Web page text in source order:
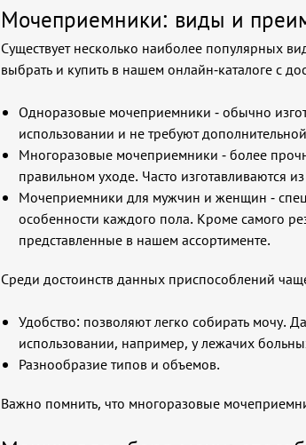
Мочеприемники: виды и
Существует несколько наиболее популярных
выбрать и купить в нашем онлайн-каталоге с
Одноразовые мочеприемники - обычно
использовании и не требуют
Многоразовые мочеприемники - более
правильном уходе. Часто изготавливаются
Мочеприемники для мужчин и женщин -
особенности каждого пола. Кроме самого
представленные в нашем ассортименте.
Среди достоинств данных приспособлений
Удобство: позволяют легко собирать мочу.
использовании, например, у лежачих
Разнообразие типов и объемов.
Важно помнить, что многоразовые